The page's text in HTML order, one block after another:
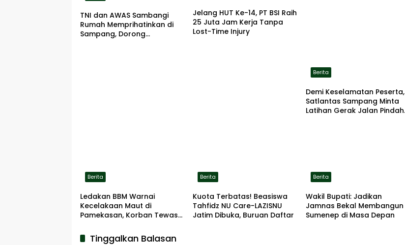
TNI dan AWAS Sambangi
Rumah Memprihatinkan di
Sampang, Dorong
Jelang HUT Ke-14, PT BSI Raih
25 Juta Jam Kerja Tanpa
Lost-Time Injury
Berita
Demi Keselamatan Peserta,
Satlantas Sampang Minta
Latihan Gerak Jalan Pindah
Berita
Ledakan BBM Warnai
Kecelakaan Maut di
Pamekasan, Korban Tewas
Berita
Kuota Terbatas! Beasiswa
Tahfidz NU Care-LAZISNU
Jatim Dibuka, Buruan Daftar
Berita
Wakil Bupati: Jadikan
Jamnas Bekal Membangun
Sumenep di Masa Depan
Tinggalkan Balasan